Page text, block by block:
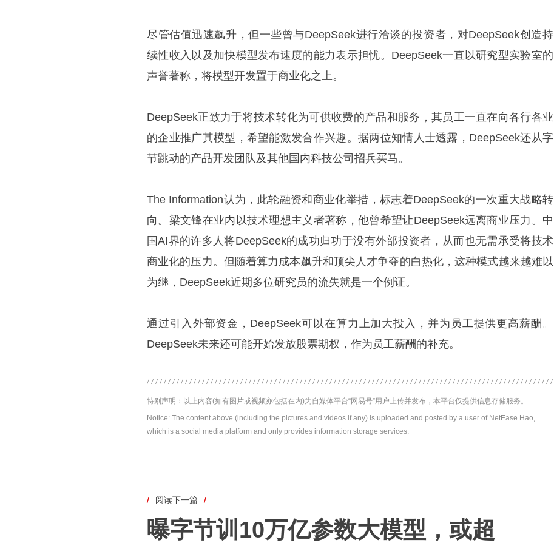
尽管估值迅速飙升，但一些曾与DeepSeek进行洽谈的投资者，对DeepSeek创造持
续性收入以及加快模型发布速度的能力表示担忧。DeepSeek一直以研究型实验室的
声誉著称，将模型开发置于商业化之上。
DeepSeek正致力于将技术转化为可供收费的产品和服务，其员工一直在向各行各业
的企业推广其模型，希望能激发合作兴趣。据两位知情人士透露，DeepSeek还从字
节跳动的产品开发团队及其他国内科技公司招兵买马。
The Information认为，此轮融资和商业化举措，标志着DeepSeek的一次重大战略转
向。梁文锋在业内以技术理想主义者著称，他曾希望让DeepSeek远离商业压力。中
国AI界的许多人将DeepSeek的成功归功于没有外部投资者，从而也无需承受将技术
商业化的压力。但随着算力成本飙升和顶尖人才争夺的白热化，这种模式越来越难以
为继，DeepSeek近期多位研究员的流失就是一个例证。
通过引入外部资金，DeepSeek可以在算力上加大投入，并为员工提供更高薪酬。
DeepSeek未来还可能开始发放股票期权，作为员工薪酬的补充。
特别声明：以上内容(如有图片或视频亦包括在内)为自媒体平台“网易号”用户上传并发布，本平台仅提供信息存储服务。
Notice: The content above (including the pictures and videos if any) is uploaded and posted by a user of NetEase Hao,
which is a social media platform and only provides information storage services.
/ 阅读下一篇 /
曝字节训10万亿参数大模型，或超